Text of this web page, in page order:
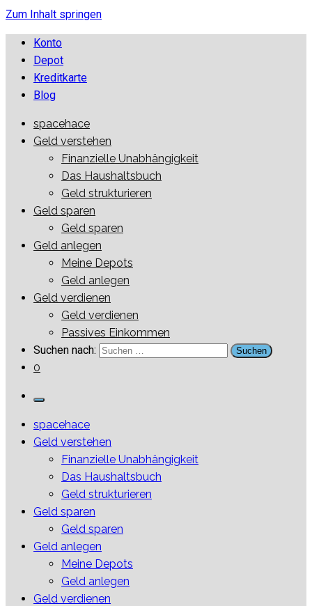
Zum Inhalt springen
Konto
Depot
Kreditkarte
Blog
spacehace.com
Wir reden über Geld
spacehace
Geld verstehen
Finanzielle Unabhängigkeit
Das Haushaltsbuch
Geld strukturieren
Geld sparen
Geld sparen
Geld anlegen
Meine Depots
Geld anlegen
Geld verdienen
Geld verdienen
Passives Einkommen
Suchen nach:
0
spacehace
Geld verstehen
Finanzielle Unabhängigkeit
Das Haushaltsbuch
Geld strukturieren
Geld sparen
Geld sparen
Geld anlegen
Meine Depots
Geld anlegen
Geld verdienen